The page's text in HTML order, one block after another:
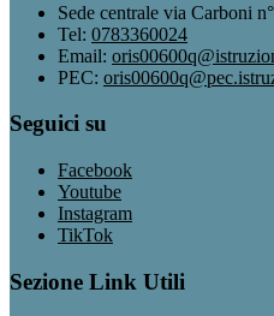
Sede centrale via Carboni
Tel: 0783360024
Email:
PEC:
Seguici su
Facebook
Youtube
Instagram
TikTok
Sezione Link Utili